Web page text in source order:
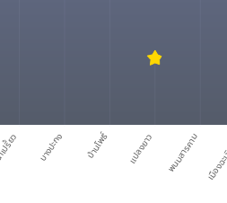
รี้ยว บางปะกง บ้านโพธิ์ แปลงยาว พนมสารคาม เมือ